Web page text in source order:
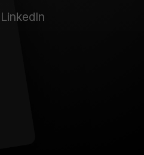
LinkedIn